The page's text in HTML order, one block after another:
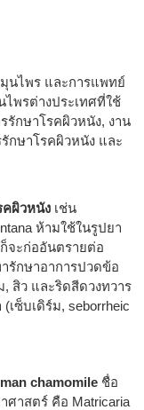
นไพร และการแพทย์
ไพรต่างประเทศที่ใช้
กษาโรคผิวหนัง, งาน
กษาโรคผิวหนัง และ
คผิวหนัง เช่น
ห้ามใช้ในรูปยา
จะก่ออันตรายต่อ
รักษาอาการปวดข้อ
สิว และริดสีดวงทวาร
ซ็บเดิร์ม, seborrheic
chamomile ชื่อ
ศาสตร์ คือ Matricaria